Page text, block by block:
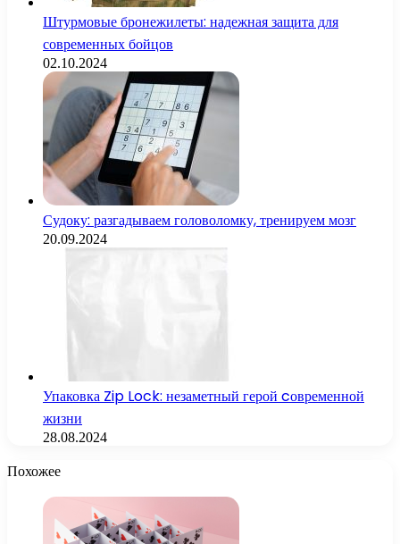
Штурмовые бронежилеты: надежная защита для
современных бойцов
02.10.2024
Судоку: разгадываем головоломку, тренируем мозг
20.09.2024
Упаковка Zip Lock: незаметный герой cовременной
жизни
28.08.2024
Похожее